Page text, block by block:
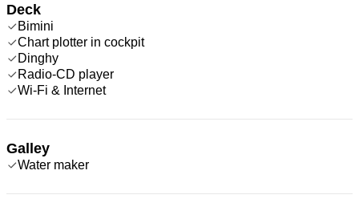
Deck
Bimini
Chart plotter in cockpit
Dinghy
Radio-CD player
Wi-Fi & Internet
Galley
Water maker